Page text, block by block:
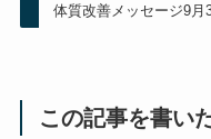
体質改善メッセージ9月
この記事を書い